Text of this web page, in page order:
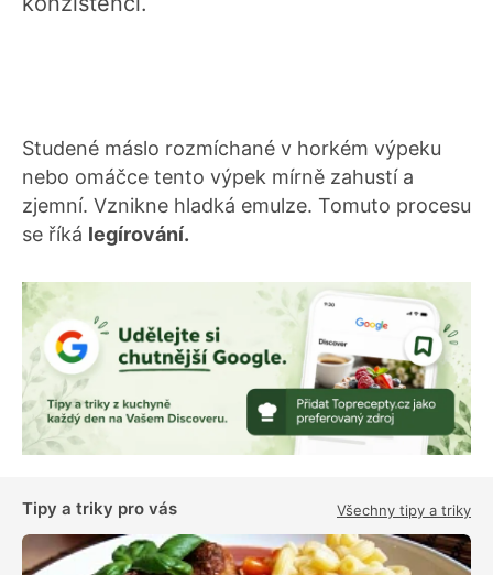
Studené máslo rozmíchané v horkém výpeku
nebo omáčce tento výpek mírně zahustí a
zjemní. Vznikne hladká emulze. Tomuto procesu
se říká legírování.
Tipy a triky pro vás Všechny tipy a triky